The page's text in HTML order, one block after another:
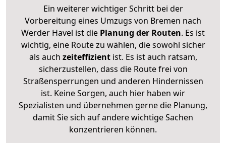
Ein weiterer wichtiger Schritt bei der
Vorbereitung eines Umzugs von Bremen nach
Werder Havel ist die Planung der Routen. Es ist
wichtig, eine Route zu wählen, die sowohl sicher
als auch zeiteffizientist. Es ist auch ratsam,
sicherzustellen, dass die Route frei von
Straßensperrungen und anderen Hindernissen
ist. Keine Sorgen, auch hier haben wir
Spezialisten und übernehmen gerne die Planung,
damit Sie sich auf andere wichtige Sachen
konzentrieren können.